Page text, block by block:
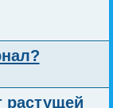
растущей